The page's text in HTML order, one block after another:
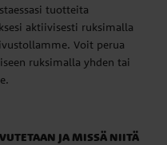
tuotteita
aktiivisesti ruksimalla
Voit perua
ruksimalla yhden tai
JA MISSÄ NIITÄ